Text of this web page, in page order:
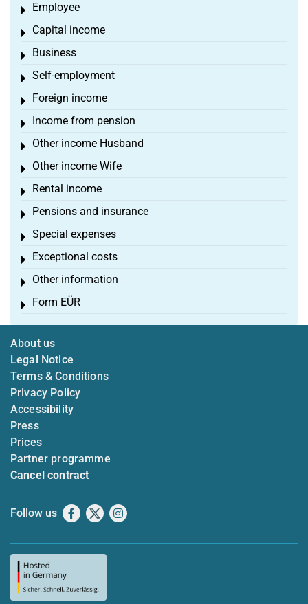
Employee
Toggle menu
Capital income
Toggle menu
Business
Toggle menu
Self-employment
Toggle menu
Foreign income
Toggle menu
Income from pension
Toggle menu
Other income Husband
Toggle menu
Other income Wife
Toggle menu
Rental income
Toggle menu
Pensions and insurance
Toggle menu
Special expenses
Toggle menu
Exceptional costs
Toggle menu
Other information
Toggle menu
Form EÜR
Toggle menu
About us
Legal Notice
Terms & Conditions
Privacy Policy
Accessibility
Press
Prices
Partner programme
Cancel contract
Follow us Facebook
X Instagram